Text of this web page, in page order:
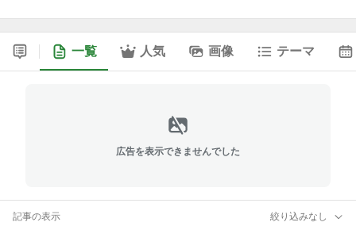
一覧 人気 画像 テーマ
広告を表示できませんでした
記事の表示 絞り込みなし